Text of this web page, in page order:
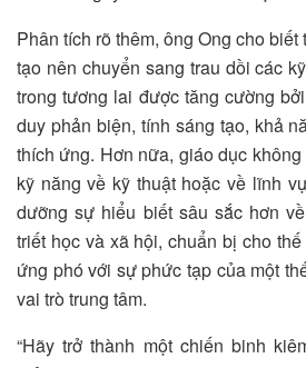
Phân tích rõ thêm, ông Ong cho
tạo nên chuyển sang trau dồi các
trong tương lai được tăng cường
duy phản biện, tính sáng tạo, khả
thích ứng. Hơn nữa, giáo dục
kỹ năng về kỹ thuật hoặc về lĩnh
dưỡng sự hiểu biết sâu sắc hơn
triết học và xã hội, chuẩn bị cho
ứng phó với sự phức tạp của một
vai trò trung tâm.
“Hãy trở thành một chiến binh